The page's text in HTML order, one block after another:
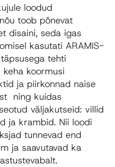
loodud
toob põnevat
disaini, seda igas
kasutati ARAMIS-
tehti
koormusi
ja piirkonnad naise
ning kuidas
väljakutseid: villid
ja krambid. Nii loodi
tunnevad end
ja saavutavad ka